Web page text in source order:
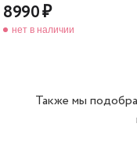
8990
нет в наличии
Также мы